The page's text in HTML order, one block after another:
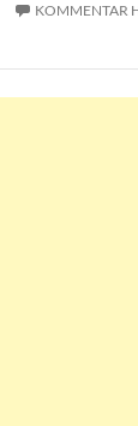
KOMMENTAR